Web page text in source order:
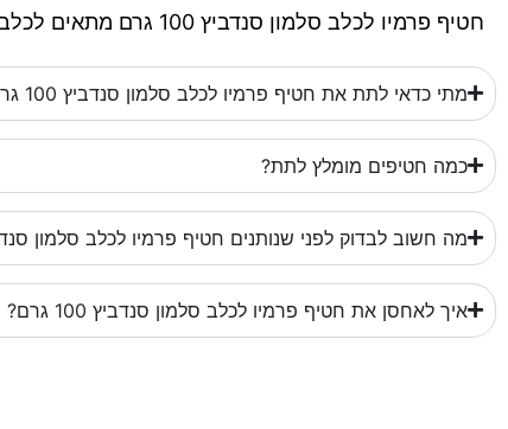
חטיף פרמיו לכלב סלמון סנדביץ 100 גרם מתאים לכלבים כפינוק, תגמול או גיוון בשגרה. חשוב להתאים את גודל החטיף, המרקם והכמות לגודל הכלב וליכולת הלעיסה שלו.
מתי כדאי לתת את חטיף פרמיו לכלב סלמון סנדביץ 100 גרם?
כמה חטיפים מומלץ לתת?
מה חשוב לבדוק לפני שנותנים חטיף פרמיו לכלב סלמון סנדביץ 100
איך לאחסן את חטיף פרמיו לכלב סלמון סנדביץ 100 גרם?